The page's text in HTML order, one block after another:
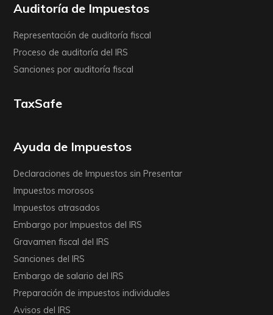
Auditoría de Impuestos
Representación de auditoría fiscal
Proceso de auditoría del IRS
Sanciones por auditoría fiscal
TaxSafe
Ayuda de Impuestos
Declaraciones de Impuestos sin Presentar
Impuestos morosos
Impuestos atrasados
Embargo por Impuestos del IRS
Gravamen fiscal del IRS
Sanciones del IRS
Embargo de salario del IRS
Preparación de impuestos individuales
Avisos del IRS